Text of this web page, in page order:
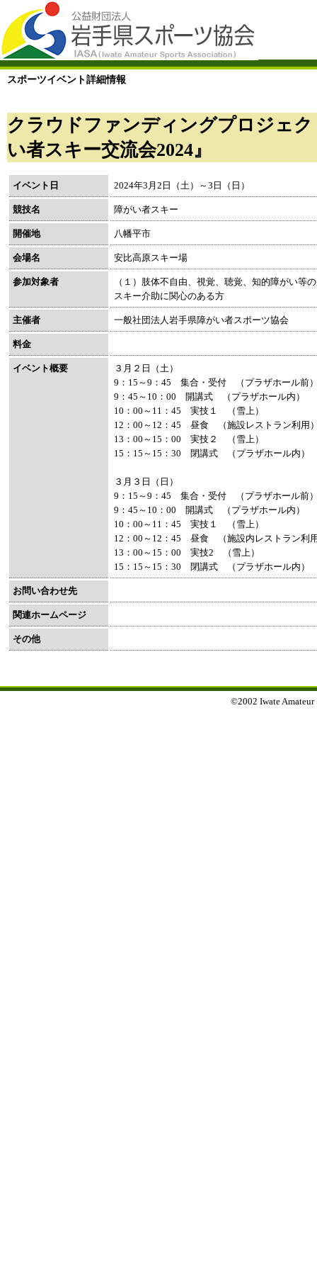
スポーツイベント詳細情報
クラウドファンディングプロジェ
い者スキー交流会2024』
イベント日 2024年3月2日（土）～3日（日）
競技名 障がい者スキー
開催地 八幡平市
会場名 安比高原スキー場
参加対象者
（１）肢体不自由、視覚、聴覚、知的障がい
スキー介助に関心のある方
主催者 一般社団法人岩手県障がい者スポーツ協会
料金
イベント概要
３月２日（土）
9：15～9：45 集合・受付 （プラザホール前
9：45～10：00 開講式 （プラザホール内）
10：00～11：45 実技１ （雪上）
12：00～12：45 昼食 （施設レストラン利用
13：00～15：00 実技２ （雪上）
15：15～15：30 閉講式 （プラザホール内）
３月３日（日）
9：15～9：45 集合・受付 （プラザホール前
9：45～10：00 開講式 （プラザホール内）
10：00～11：45 実技１ （雪上）
12：00～12：45 昼食 （施設内レストラン利
13：00～15：00 実技2 （雪上）
15：15～15：30 閉講式 （プラザホール内）
お問い合わせ先
関連ホームページ
その他
©2002 Iwate Amateur